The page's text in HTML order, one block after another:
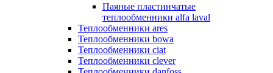
Паяные пластинчатые
теплообменники alfa laval
Теплообменники ares
Теплообменники bowa
Теплообменники ciat
Теплообменники clever